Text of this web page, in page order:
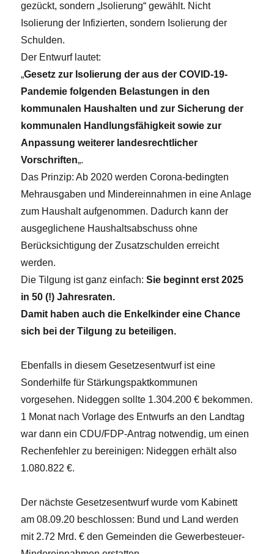
gezückt, sondern „Isolierung“ gewählt. Nicht
Isolierung der Infizierten, sondern Isolierung der
Schulden.
Der Entwurf lautet:
„Gesetz zur Isolierung der aus der COVID-19-
Pandemie folgenden Belastungen in den
kommunalen Haushalten und zur Sicherung der
kommunalen Handlungsfähigkeit sowie zur
Anpassung weiterer landesrechtlicher
Vorschriften„.
Das Prinzip: Ab 2020 werden Corona-bedingten
Mehrausgaben und Mindereinnahmen in eine Anlage
zum Haushalt aufgenommen. Dadurch kann der
ausgeglichene Haushaltsabschuss ohne
Berücksichtigung der Zusatzschulden erreicht
werden.
Die Tilgung ist ganz einfach: Sie beginnt erst 2025
in 50 (!) Jahresraten.
Damit haben auch die Enkelkinder eine Chance
sich bei der Tilgung zu beteiligen.
Ebenfalls in diesem Gesetzesentwurf ist eine
Sonderhilfe für Stärkungspaktkommunen
vorgesehen. Nideggen sollte 1.304.200 € bekommen.
1 Monat nach Vorlage des Entwurfs an den Landtag
war dann ein CDU/FDP-Antrag notwendig, um einen
Rechenfehler zu bereinigen: Nideggen erhält also
1.080.822 €.
Der nächste Gesetzesentwurf wurde vom Kabinett
am 08.09.20 beschlossen: Bund und Land werden
mit 2.72 Mrd. € den Gemeinden die Gewerbesteuer-